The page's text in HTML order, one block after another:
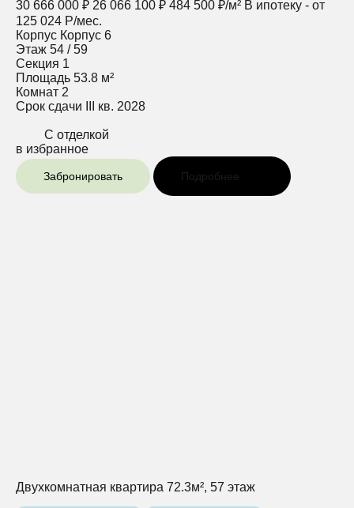
30 666 000 ₽ 26 066 100 ₽ 484 500 ₽/м² В ипотеку - от
125 024 Р/мес.
Корпус Корпус 6
Этаж 54 / 59
Секция 1
Площадь 53.8 м²
Комнат 2
Срок сдачи
III кв. 2028
С отделкой
в избранное
Забронировать Подробнее
Двухкомнатная квартира 72.3м², 57 этаж